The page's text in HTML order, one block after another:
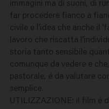
immagini ma di suoni, di
far procedere fianco a
civile e l'idea che anche il
lavoro che riscatta
storia tanto sensibile
comunque da vedere e
pastorale, é da valutare
semplice.
UTILIZZAZIONE: il film é